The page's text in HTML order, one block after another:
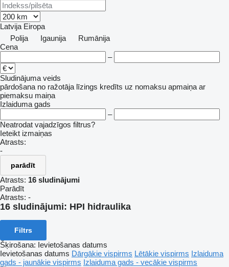
Latvija Eiropa
Polija
Igaunija
Rumānija
Cena
–
Sludinājuma veids
pārdošana no ražotāja līzings kredīts uz nomaksu apmaiņa ar
piemaksu maiņa
Izlaiduma gads
–
Neatrodat vajadzīgos filtrus?
Ieteikt izmaiņas
Atrasts:
-
parādīt
Atrasts: 16 sludinājumi
Parādīt
Atrasts: -
16 sludinājumi: HPI hidraulika
Filtrs
Šķirošana: Ievietošanas datums
Ievietošanas datums Dārgākie vispirms Lētākie vispirms Izlaiduma
gads - jaunākie vispirms Izlaiduma gads - vecākie vispirms